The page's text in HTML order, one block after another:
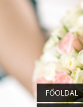
FŐOLDAL